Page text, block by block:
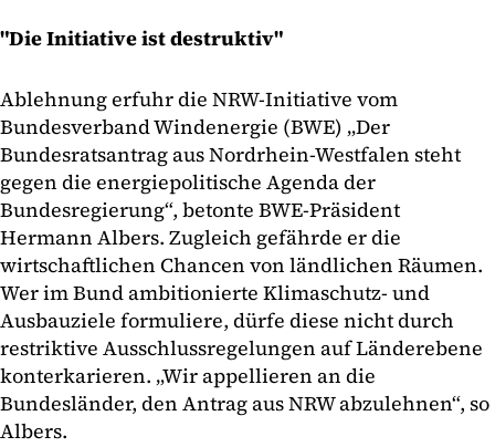
"Die Initiative ist destruktiv"
Ablehnung erfuhr die NRW-Initiative vom
Bundesverband Windenergie (BWE) „Der
Bundesratsantrag aus Nordrhein-Westfalen steht
gegen die energiepolitische Agenda der
Bundesregierung“, betonte BWE-Präsident
Hermann Albers. Zugleich gefährde er die
wirtschaftlichen Chancen von ländlichen Räumen.
Wer im Bund ambitionierte Klimaschutz- und
Ausbauziele formuliere, dürfe diese nicht durch
restriktive Ausschlussregelungen auf Länderebene
konterkarieren. „Wir appellieren an die
Bundesländer, den Antrag aus NRW abzulehnen“, so
Albers.